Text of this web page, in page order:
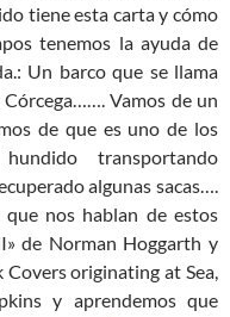
tiene esta carta y cómo
tenemos la ayuda de
Un barco que se llama
Vamos de un
de que es uno de los
transportando
algunas sacas….
nos hablan de estos
de Norman Hoggarth y
originating at Sea,
y aprendemos que